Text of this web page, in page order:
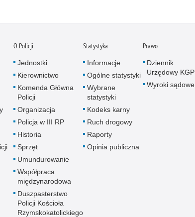
O Policji
Jednostki
Kierownictwo
Komenda Główna
Policji
Organizacja
Policja w III RP
Historia
Sprzęt
Umundurowanie
Współpraca
międzynarodowa
Duszpasterstwo
Policji Kościoła
Rzymskokatolickiego
Statystyka
Informacje
Ogólne statystyki
Wybrane
statystyki
Kodeks karny
Ruch drogowy
Raporty
Opinia publiczna
Prawo
Dziennik
Urzędowy KGP
Wyroki sądowe